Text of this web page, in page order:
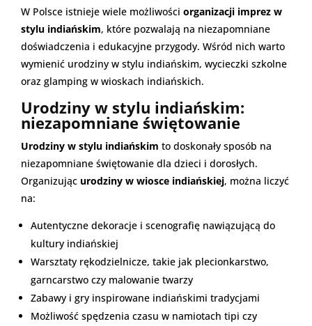
W Polsce istnieje wiele możliwości organizacji imprez w
stylu indiańskim, które pozwalają na niezapomniane
doświadczenia i edukacyjne przygody. Wśród nich warto
wymienić urodziny w stylu indiańskim, wycieczki szkolne
oraz glamping w wioskach indiańskich.
Urodziny w stylu indiańskim:
niezapomniane świętowanie
Urodziny w stylu indiańskim to doskonały sposób na
niezapomniane świętowanie dla dzieci i dorosłych.
Organizując urodziny w wiosce indiańskiej, można liczyć
na:
Autentyczne dekoracje i scenografię nawiązującą do
kultury indiańskiej
Warsztaty rękodzielnicze, takie jak plecionkarstwo,
garncarstwo czy malowanie twarzy
Zabawy i gry inspirowane indiańskimi tradycjami
Możliwość spędzenia czasu w namiotach tipi czy